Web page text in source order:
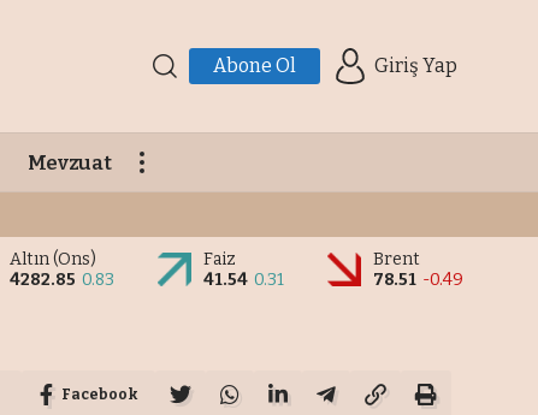
Abone Ol Giriş Yap
Mevzuat
Altın (Ons)
4282.85 0.83
Faiz
41.54 0.31
Brent
78.51 -0.49
Facebook